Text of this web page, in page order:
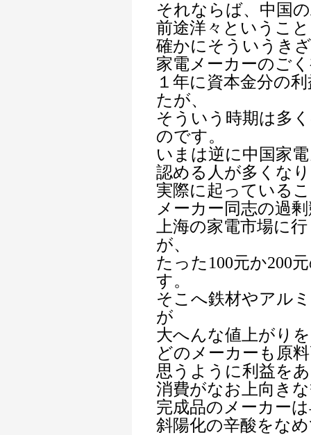
それならば、中国
前途洋々というこ
確かにそういうき
家電メーカーのご
１年に資本金分の
たが、
そういう時期は多
のです。
いまは逆に中国家
認める人が多くな
実際に起っている
メーカー同志の過
上海の家電市場に
が、
たった100元か200
す。
そこへ鉄材やアル
が
大へんな値上がり
どのメーカーも原
思うように利益を
消費がなお上向き
完成品のメーカー
斜陽化の辛酸をな